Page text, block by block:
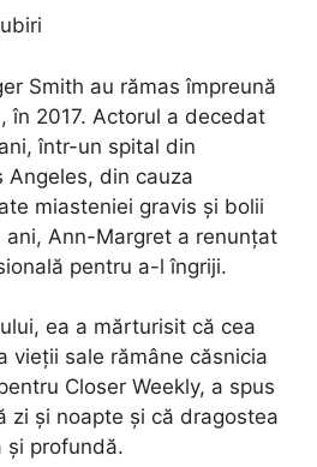
Smith au rămas împreună
în 2017. Actorul a decedat
într-un spital din
Angeles, din cauza
miasteniei gravis și bolii
ani, Ann-Margret a renunțat
pentru a-l îngriji.
ea a mărturisit că cea
vieții sale rămâne căsnicia
Closer Weekly, a spus
zi și noapte și că dragostea
și profundă.